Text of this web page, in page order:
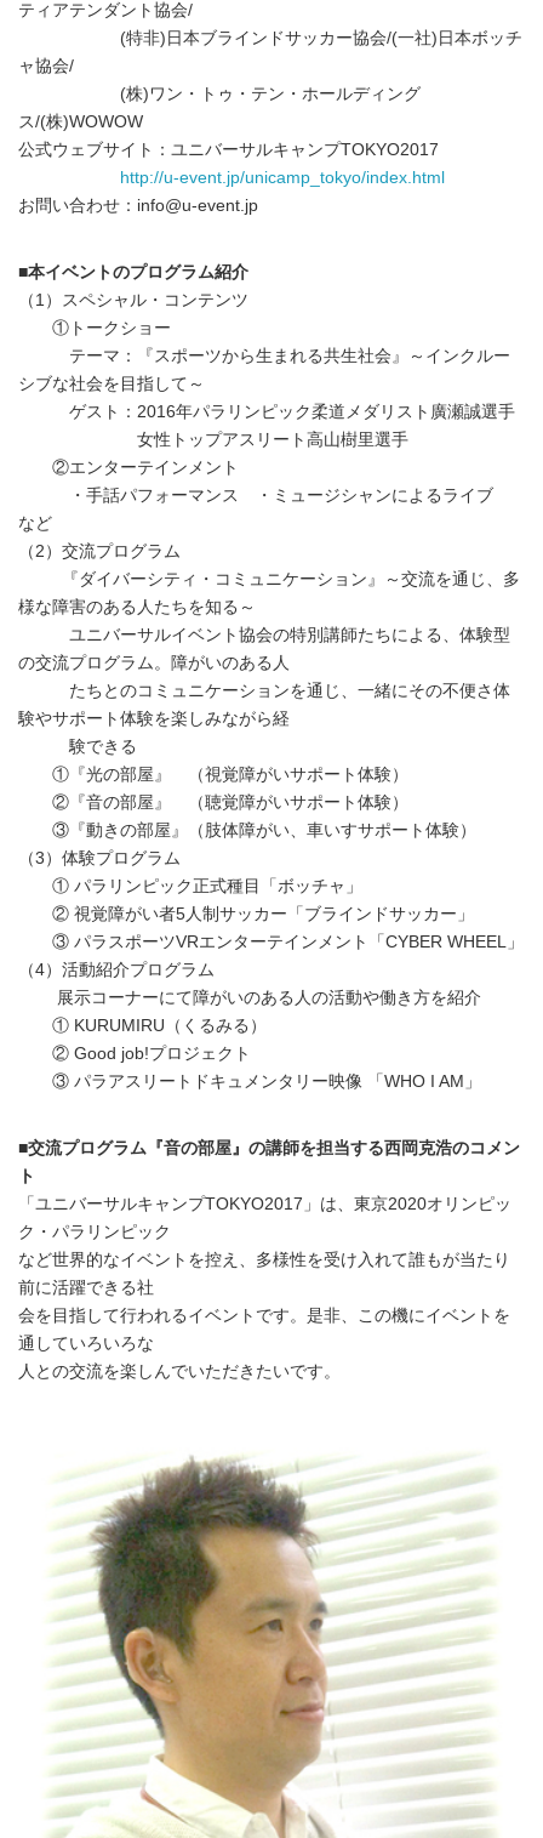
ティアテンダント協会/
(特非)日本ブラインドサッカー協会/(一社)日本ボッチ
ャ協会/
(株)ワン・トゥ・テン・ホールディング
ス/(株)WOWOW
公式ウェブサイト：ユニバーサルキャンプTOKYO2017
http://u-event.jp/unicamp_tokyo/index.html
お問い合わせ：info@u-event.jp
■本イベントのプログラム紹介
（1）スペシャル・コンテンツ
①トークショー
テーマ：『スポーツから生まれる共生社会』～インクルー
シブな社会を目指して～
ゲスト：2016年パラリンピック柔道メダリスト廣瀬誠選手
女性トップアスリート高山樹里選手
②エンターテインメント
・手話パフォーマンス ・ミュージシャンによるライブ
など
（2）交流プログラム
『ダイバーシティ・コミュニケーション』～交流を通じ、多
様な障害のある人たちを知る～
ユニバーサルイベント協会の特別講師たちによる、体験型
の交流プログラム。障がいのある人
たちとのコミュニケーションを通じ、一緒にその不便さ体
験やサポート体験を楽しみながら経
験できる
①『光の部屋』 （視覚障がいサポート体験）
②『音の部屋』 （聴覚障がいサポート体験）
③『動きの部屋』（肢体障がい、車いすサポート体験）
（3）体験プログラム
① パラリンピック正式種目「ボッチャ」
② 視覚障がい者5人制サッカー「ブラインドサッカー」
③ パラスポーツVRエンターテインメント「CYBER WHEEL」
（4）活動紹介プログラム
展示コーナーにて障がいのある人の活動や働き方を紹介
① KURUMIRU（くるみる）
② Good job!プロジェクト
③ パラアスリートドキュメンタリー映像 「WHO I AM」
■交流プログラム『音の部屋』の講師を担当する西岡克浩のコメン
ト
「ユニバーサルキャンプTOKYO2017」は、東京2020オリンピッ
ク・パラリンピック
など世界的なイベントを控え、多様性を受け入れて誰もが当たり
前に活躍できる社
会を目指して行われるイベントです。是非、この機にイベントを
通していろいろな
人との交流を楽しんでいただきたいです。